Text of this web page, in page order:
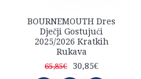
BOURNEMOUTH Dres
Dječji Gostujući
2025/2026 Kratkih
Rukava
65,85€ 30,85€